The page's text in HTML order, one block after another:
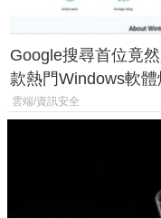
Google搜尋首位竟
款熱門Windows軟
機
雲端/資訊安全